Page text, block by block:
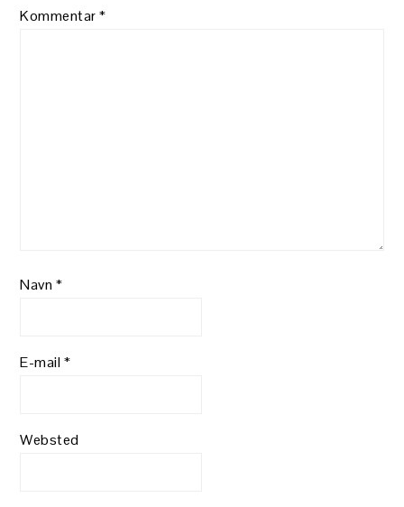
Kommentar*
Navn *
E-mail*
Websted